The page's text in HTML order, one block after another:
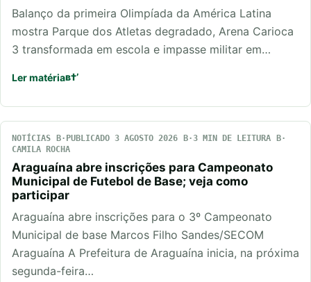
Balanço da primeira Olimpíada da América Latina
mostra Parque dos Atletas degradado, Arena Carioca
3 transformada em escola e impasse militar em…
Ler matéria
NOTÍCIAS PUBLICADO 3 AGOSTO 2026
3 MIN DE LEITURA
CAMILA ROCHA
Araguaína abre inscrições para Campeonato
Municipal de Futebol de Base; veja como
participar
Araguaína abre inscrições para o 3º Campeonato
Municipal de base Marcos Filho Sandes/SECOM
Araguaína A Prefeitura de Araguaína inicia, na próxima
segunda-feira…